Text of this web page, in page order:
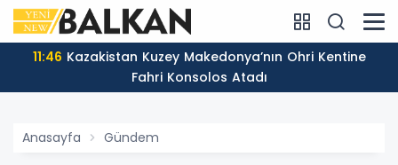
11:46
Fahri Konsolos Atadı
Anasayfa Gündem